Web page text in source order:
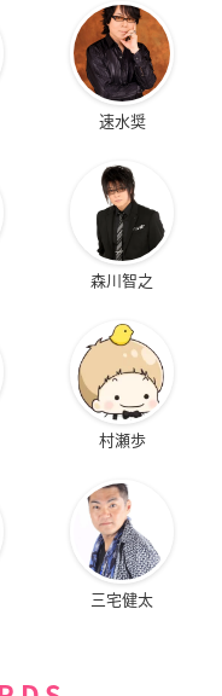
速水奨
森川智之
村瀬歩
三宅健太